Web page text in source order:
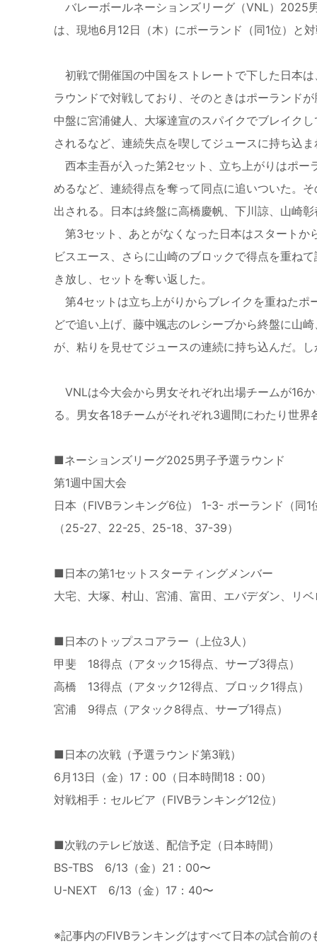
バレーボールネーションズリーグ（VNL）2025
は、現地6月12日（木）にポーランド（同1位）と
初戦で開催国の中国をストレートで下した日本
ラウンドで対戦しており、そのときはポーランド
中盤に宮浦健人、大塚達宣のスパイクでブレイク
されるなど、連続失点を喫してジュースに持ち込
西本圭吾が入った第2セット、立ち上がりはポー
めるなど、連続得点を奪って同点に追いついた。
出される。日本は終盤に高橋慶帆、下川諒、山崎
第3セット、あとがなくなった日本はスタートか
ビスエース、さらに山崎のブロックで得点を重ね
き放し、セットを奪い返した。
第4セットは立ち上がりからブレイクを重ねたポ
どで追い上げ、藤中颯志のレシーブから終盤に山
が、粘りを見せてジュースの連続に持ち込んだ。
VNLは今大会から男女それぞれ出場チームが16
る。男女各18チームがそれぞれ3週間にわたり世
■ネーションズリーグ2025男子予選ラウンド
第1週中国大会
日本（FIVBランキング6位） 1-3- ポーランド（同1
（25-27、22-25、25-18、37-39）
■日本の第1セットスターティングメンバー
大宅、大塚、村山、宮浦、富田、エバデダン、リ
■日本のトップスコアラー（上位3人）
甲斐 18得点（アタック15得点、サーブ3得点）
高橋 13得点（アタック12得点、ブロック1得点）
宮浦 9得点（アタック8得点、サーブ1得点）
■日本の次戦（予選ラウンド第3戦）
6月13日（金）17：00（日本時間18：00）
対戦相手：セルビア（FIVBランキング12位）
■次戦のテレビ放送、配信予定（日本時間）
BS-TBS 6/13（金）21：00〜
U-NEXT 6/13（金）17：40〜
※記事内のFIVBランキングはすべて日本の試合前の